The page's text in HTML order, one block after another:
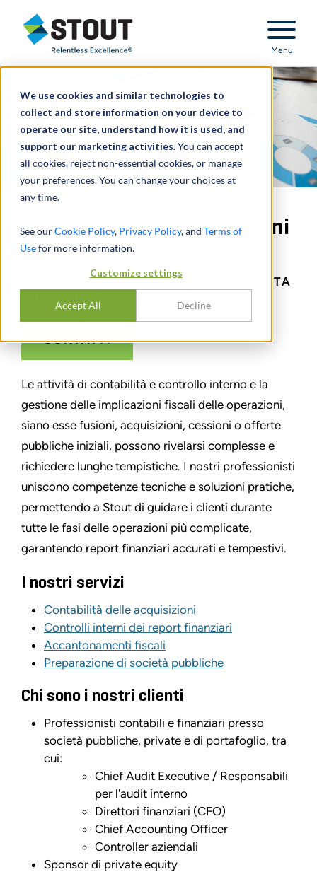
We use cookies and similar technologies to
collect and store information on your device to
operate our site, understand how it is used, and
support our marketing activities.You can accept
all cookies, reject non-essential cookies, or manage
your preferences. You can change your choices at
any time.
See ourCookie Policy, Privacy Policy, and Terms of
Usefor more information.
Customize settings
Accept All Decline
Stout Relentless Excellence
Menu
Contabilità delle operazioni
e controlli interni
CONTABILITÀ TEMPESTIVA E ACCURATA
CONTATTI
Le attività di contabilità e controllo interno e la
gestione delle implicazioni fiscali delle operazioni,
siano esse fusioni, acquisizioni, cessioni o offerte
pubbliche iniziali, possono rivelarsi complesse e
richiedere lunghe tempistiche. I nostri professionisti
uniscono competenze tecniche e soluzioni pratiche,
permettendo a Stout di guidare i clienti durante
tutte le fasi delle operazioni più complicate,
garantendo report finanziari accurati e tempestivi.
I nostri servizi
Contabilità delle acquisizioni
Controlli interni dei report finanziari
Accantonamenti fiscali
Preparazione di società pubbliche
Chi sono i nostri clienti
Professionisti contabili e finanziari presso
società pubbliche, private e di portafoglio, tra
cui:
Chief Audit Executive / Responsabili
per l'audit interno
Direttori finanziari (CFO)
Chief Accounting Officer
Controller aziendali
Sponsor di private equity